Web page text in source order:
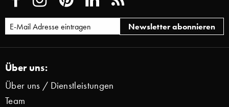
Über uns:
Über uns / Dienstleistungen
Team